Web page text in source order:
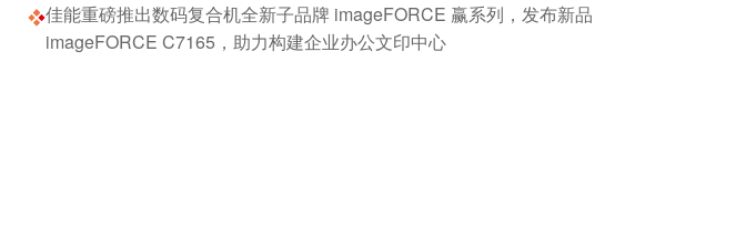
佳能重磅推出数码复合机全新子品牌 imageFORCE 赢系列，发布新品
imageFORCE C7165，助力构建企业办公文印中心